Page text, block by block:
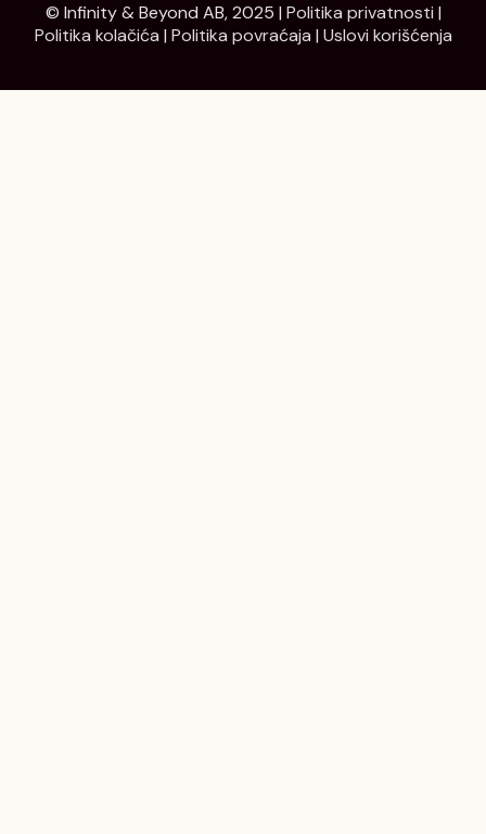
© Infinity & Beyond AB, 2025 | Politika privatnosti |
Politika kolačića | Politika povraćaja | Uslovi korišćenja